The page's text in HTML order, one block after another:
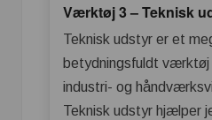
Værktøj 3 – Teknisk
Teknisk udstyr er et
betydningsfuldt
industri- og
Teknisk udstyr hjælper